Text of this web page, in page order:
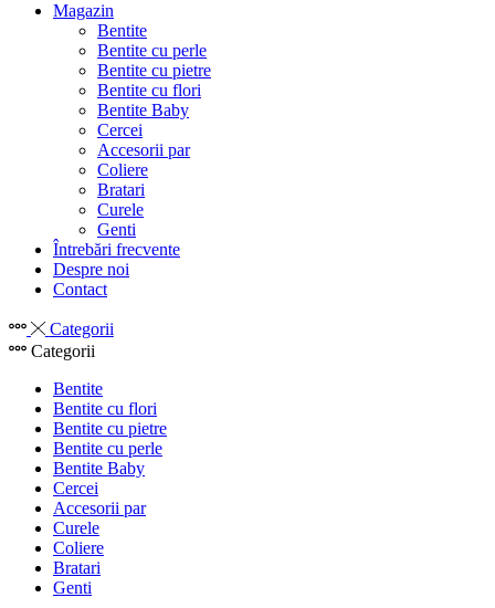
Magazin
Bentite
Bentite cu perle
Bentite cu pietre
Bentite cu flori
Bentite Baby
Cercei
Accesorii par
Coliere
Bratari
Curele
Genti
Întrebări frecvente
Despre noi
Contact
Categorii
Categorii
Bentite
Bentite cu flori
Bentite cu pietre
Bentite cu perle
Bentite Baby
Cercei
Accesorii par
Curele
Coliere
Bratari
Genti